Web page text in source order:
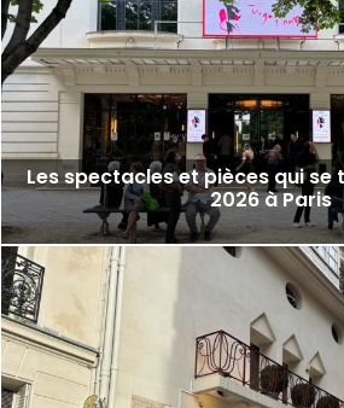
Les spectacles et pièces qui se
2026 à Paris